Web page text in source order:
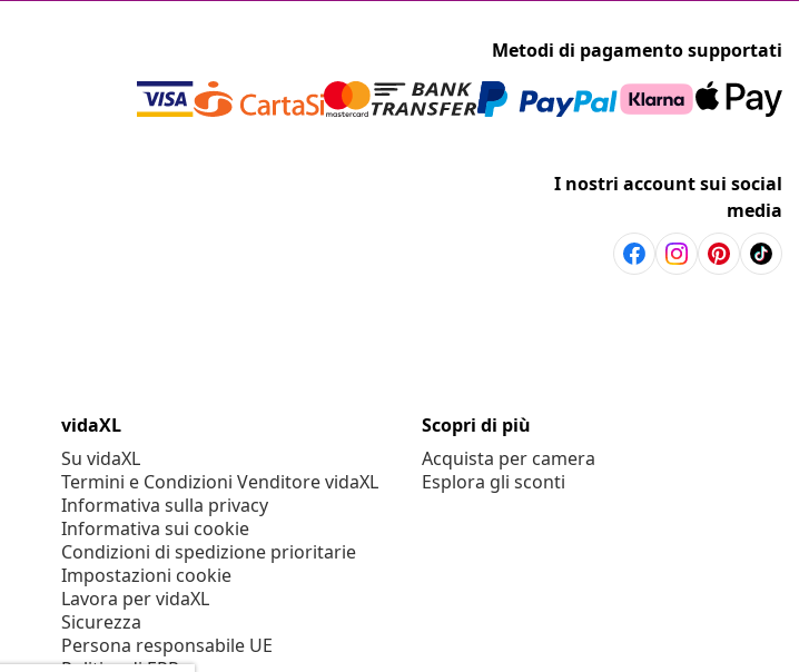
Metodi di pagamento supportati
I nostri account sui social
media
vidaXL
Su vidaXL
Termini e Condizioni Venditore vidaXL
Informativa sulla privacy
Informativa sui cookie
Condizioni di spedizione prioritarie
Impostazioni cookie
Lavora per vidaXL
Sicurezza
Persona responsabile UE
Scopri di più
Acquista per camera
Esplora gli sconti